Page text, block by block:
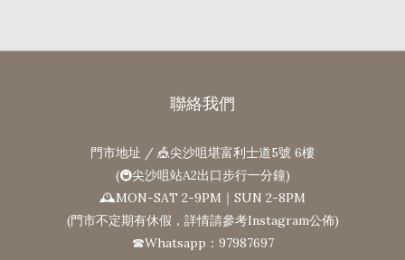
聯絡我們
門市地址 / 🎪尖沙咀堪富利士道5號 6樓
(🚇尖沙咀站A2出口步行一分鐘)
🕰MON-SAT 2-9PM｜SUN 2-8PM
(門市不定期有休假，詳情請參考Instagram公佈)
☎Whatsapp：97987697